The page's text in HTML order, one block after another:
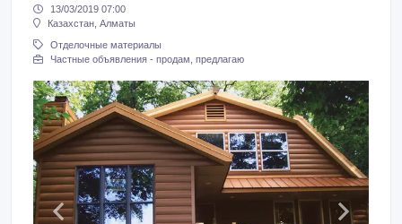
13/03/2019 07:00
Казахстан, Алматы
Отделочные материалы
Частные объявления - продам, предлагаю